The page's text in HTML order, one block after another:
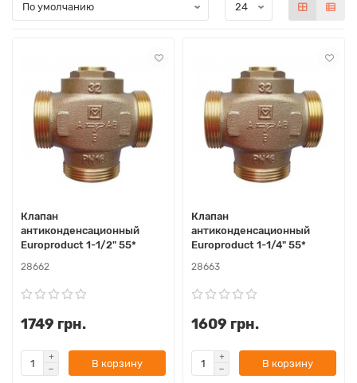
Клапан
антиконденсационный
Europroduct 1-1/2" 55*
28662
1749 грн.
В корзину
Клапан
антиконденсационный
Europroduct 1-1/4" 55*
28663
1609 грн.
В корзину